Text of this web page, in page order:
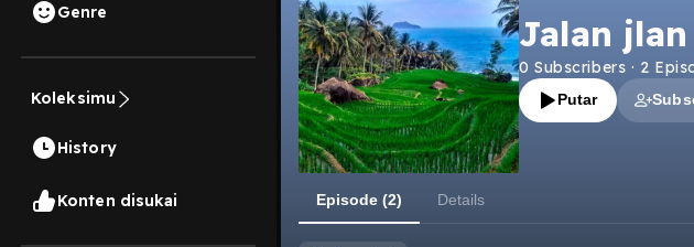
Genre
Koleksimu
History
Konten disukai
Jalan
0 Subscribers · 2
Putar
Episode (2) Details